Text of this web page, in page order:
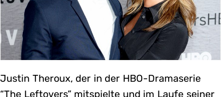
Justin Theroux, der in der HBO-Dramaserie
“The Leftovers” mitspielte und im Laufe seiner